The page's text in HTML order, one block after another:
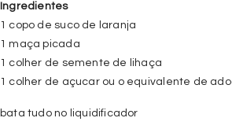
Ingredientes
1 copo de suco de laranja
1 maça picada
1 colher de semente de lihaça
1 colher de açucar ou o equivalente de
bata tudo no liquidificador